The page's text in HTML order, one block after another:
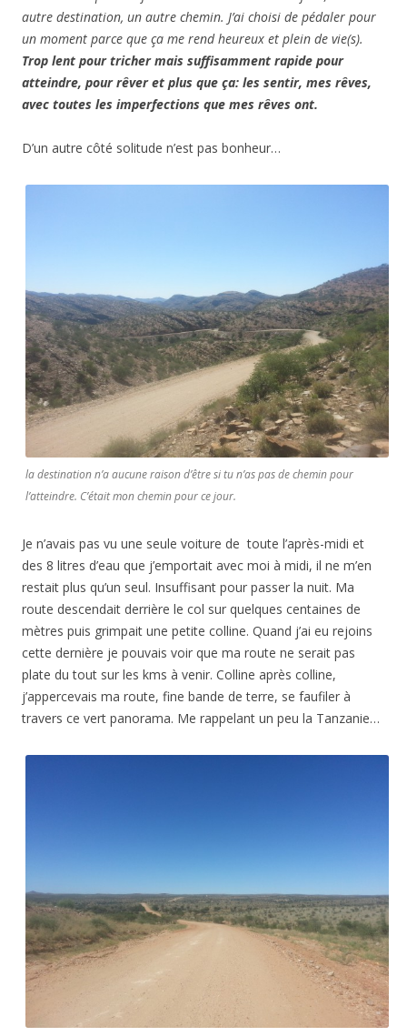
autre destination, un autre chemin. J’ai choisi de pédaler pour
un moment parce que ça me rend heureux et plein de vie(s).
Trop lent pour tricher mais suffisamment rapide pour
atteindre, pour rêver et plus que ça: les sentir, mes rêves,
avec toutes les imperfections que mes rêves ont.
D’un autre côté solitude n’est pas bonheur…
la destination n’a aucune raison d’être si tu n’as pas de chemin pour
l’atteindre. C’était mon chemin pour ce jour.
Je n’avais pas vu une seule voiture de toute l’après-midi et
des 8 litres d’eau que j’emportait avec moi à midi, il ne m’en
restait plus qu’un seul. Insuffisant pour passer la nuit. Ma
route descendait derrière le col sur quelques centaines de
mètres puis grimpait une petite colline. Quand j’ai eu rejoins
cette dernière je pouvais voir que ma route ne serait pas
plate du tout sur les kms à venir. Colline après colline,
j’appercevais ma route, fine bande de terre, se faufiler à
travers ce vert panorama. Me rappelant un peu la Tanzanie…